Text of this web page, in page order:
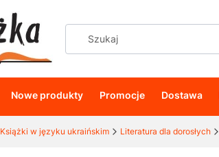
Nowe produkty Promocje Dostawa
Książki w języku ukraińskim Literatura dla dorosłych